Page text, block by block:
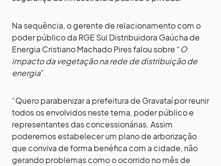
Na sequência, o gerente de relacionamento com o
poder público da RGE Sul Distribuidora Gaúcha de
Energia Cristiano Machado Pires falou sobre “O
impacto da vegetação na rede de distribuição de
energia”.
“Quero parabenizar a prefeitura de Gravataí por reunir
todos os envolvidos neste tema, poder público e
representantes das concessionárias. Assim
poderemos estabelecer um plano de arborização
que conviva de forma benéfica com a cidade, não
gerando problemas como o ocorrido no mês de